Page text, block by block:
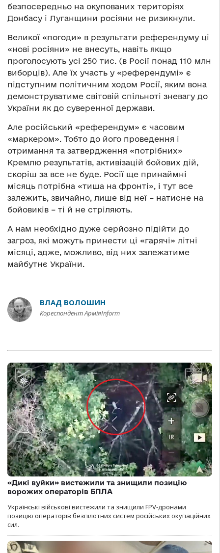
безпосередньо на окупованих територіях
Донбасу і Луганщини росіяни не ризикнули.
Великої «погоди» в результати референдуму ці
«нові росіяни» не внесуть, навіть якщо
проголосують усі 250 тис. (в Росії понад 110 млн
виборців). Але їх участь у «референдумі» є
підступним політичним ходом Росії, яким вона
демонструватиме світовій спільноті зневагу до
України як до суверенної держави.
Але російський «референдум» є часовим
«маркером». Тобто до його проведення і
отримання та затвердження «потрібних»
Кремлю результатів, активізацій бойових дій,
скоріш за все не буде. Росії ще принаймні
місяць потрібна «тиша на фронті», і тут все
залежить, звичайно, лише від неї – натисне на
бойовиків – ті й не стріляють.
А нам необхідно дуже серйозно підійти до
загроз, які можуть принести ці «гарячі» літні
місяці, адже, можливо, від них залежатиме
майбутнє України.
ВЛАД ВОЛОШИН
Кореспондент АрміяInform
«Дикі вуйки» вистежили та знищили позицію
ворожих операторів БПЛА
Українські військові вистежили та знищили FPV-дронами
позицію операторів безпілотних систем російських окупаційних
сил.